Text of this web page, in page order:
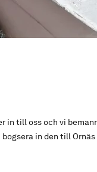
in till oss och vi
in den till